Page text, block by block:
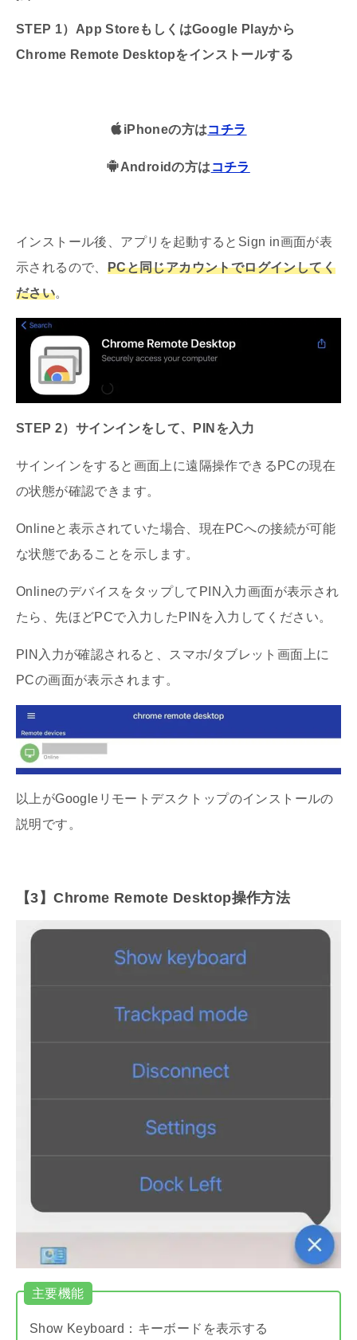
STEP 1）App StoreもしくはGoogle Playから
Chrome Remote Desktopをインストールする
iPhoneの方はコチラ
Androidの方は コチラ
インストール後、アプリを起動するとSign in画面が表
示されるので、 PCと同じアカウントでログインしてく
ださい。
STEP 2）サインインをして、PINを入力
サインインをすると画面上に遠隔操作できるPCの現在
の状態が確認できます。
Onlineと表示されていた場合、現在PCへの接続が可能
な状態であることを示します。
OnlineのデバイスをタップしてPIN入力画面が表示され
たら、先ほどPCで入力したPINを入力してください。
PIN入力が確認されると、スマホ/タブレット画面上に
PCの画面が表示されます。
以上がGoogleリモートデスクトップのインストールの
説明です。
【3】Chrome Remote Desktop操作方法
主要機能
Show Keyboard：キーボードを表示する